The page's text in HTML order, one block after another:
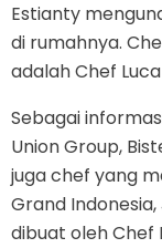
Estianty
di rumahnya.
adalah Chef
Sebagai
Union Group,
juga chef yang
Grand
dibuat oleh Chef